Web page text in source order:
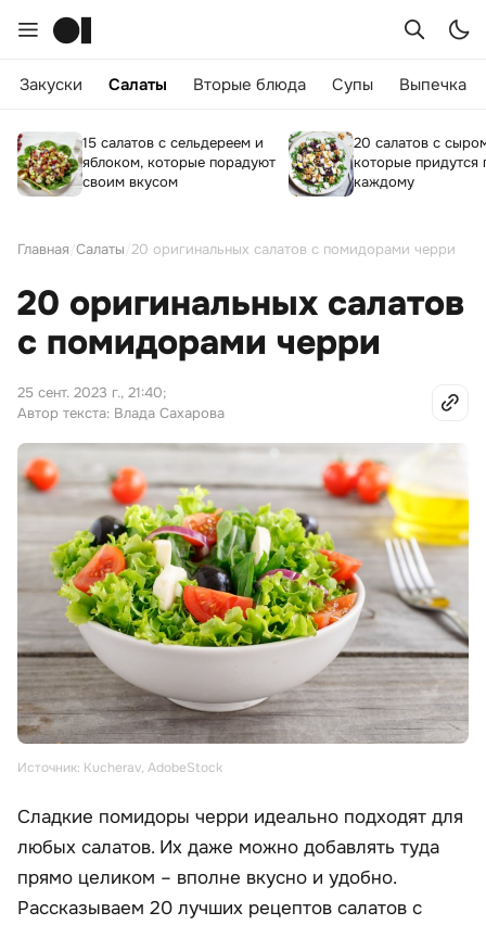
Закуски Салаты Вторые блюда Супы Выпечка
15 салатов с сельдереем и
яблоком, которые порадуют
своим вкусом
20 салатов с
которые придутся
каждому
Главная Салаты 20 оригинальных салатов с помидорами черри
20 оригинальных салатов
с помидорами черри
25 сент. 2023 г., 21:40;
Автор текста: Влада Сахарова
Источник: Kucherav, AdobeStock
Сладкие помидоры черри идеально подходят для
любых салатов. Их даже можно добавлять туда
прямо целиком – вполне вкусно и удобно.
Рассказываем 20 лучших рецептов салатов с